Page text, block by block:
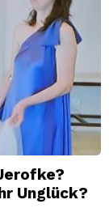
Unglück?